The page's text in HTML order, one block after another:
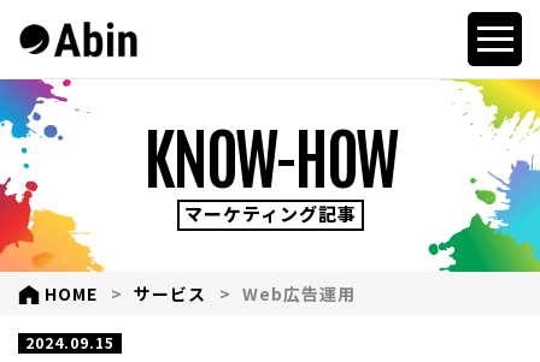
KNOW-HOW
マーケティング記事
HOME サービス Web広告運用
2024.09.15